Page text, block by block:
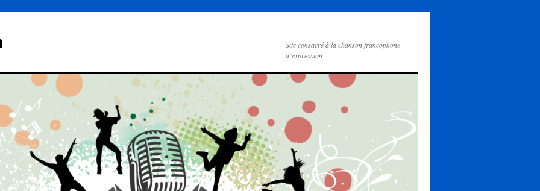
Site consacré à la chanson francophone
d’expression